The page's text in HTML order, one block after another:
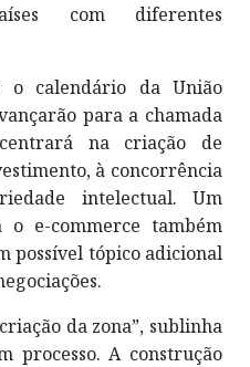
com diferentes
o calendário da União
para a chamada
na criação de
à concorrência
intelectual. Um
e-commerce também
possível tópico adicional
da zona”, sublinha
processo. A construção